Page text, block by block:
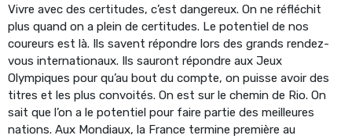
Vivre avec des certitudes, c’est dangereux. On ne réfléchit
plus quand on a plein de certitudes. Le potentiel de nos
coureurs est là. Ils savent répondre lors des grands rendez-
vous internationaux. Ils sauront répondre aux Jeux
Olympiques pour qu’au bout du compte, on puisse avoir des
titres et les plus convoités. On est sur le chemin de Rio. On
sait que l’on a le potentiel pour faire partie des meilleures
nations. Aux Mondiaux, la France termine première au